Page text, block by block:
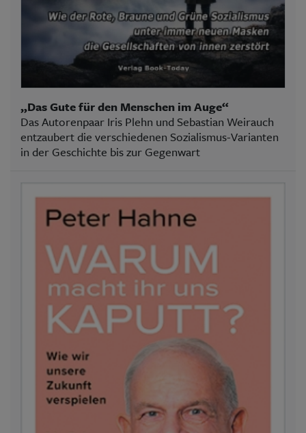
„Das Gute für den Menschen im Auge“
Das Autorenpaar Iris Plehn und Sebastian Weirauch
entzaubert die verschiedenen Sozialismus-Varianten
in der Geschichte bis zur Gegenwart